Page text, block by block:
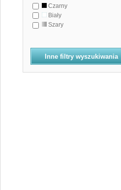
Czarny
Biały
Szary
Inne filtry wyszukiwania